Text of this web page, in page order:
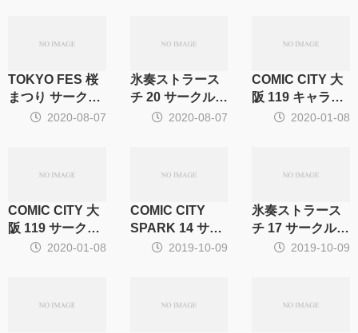
TOKYO FES 桜
まつり サークル
集計
2020-08-07
氷奏ストラース
チ 20 サークル集
2020-08-07
COMIC CITY 大
阪 119 キャラ・
CP別集計2020-01-08
COMIC CITY 大
阪 119 サークル
集計
2020-01-08
COMIC CITY
SPARK 14 サー
クル集計2019-10-09
氷奏ストラース
チ 17 サークル集
2019-10-09